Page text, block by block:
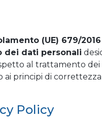
(UE) 679/
dei dati personali
al trattamento dei
ai principi di
Policy